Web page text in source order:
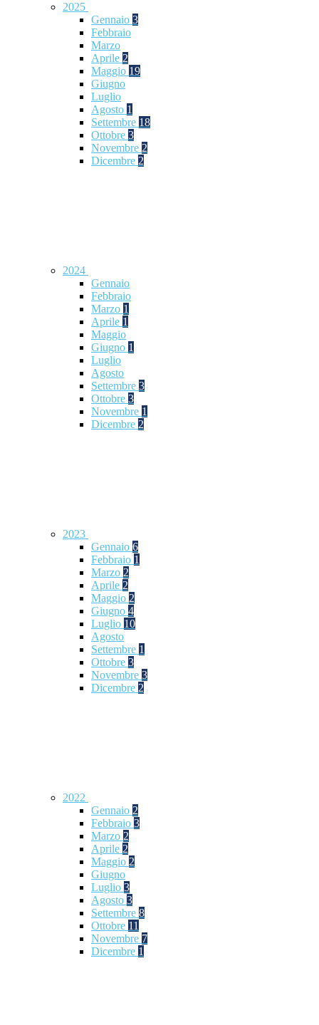
2025
Gennaio 3
Febbraio
Marzo
Aprile 2
Maggio 19
Giugno
Luglio
Agosto 1
Settembre 18
Ottobre 3
Novembre 2
Dicembre 2
2024
Gennaio
Febbraio
Marzo 1
Aprile 1
Maggio
Giugno 1
Luglio
Agosto
Settembre 3
Ottobre 3
Novembre 1
Dicembre 2
2023
Gennaio 6
Febbraio 1
Marzo 2
Aprile 2
Maggio 2
Giugno 4
Luglio 10
Agosto
Settembre 1
Ottobre 3
Novembre 3
Dicembre 2
2022
Gennaio 2
Febbraio 3
Marzo 2
Aprile 2
Maggio 2
Giugno
Luglio 3
Agosto 3
Settembre 8
Ottobre 11
Novembre 7
Dicembre 1